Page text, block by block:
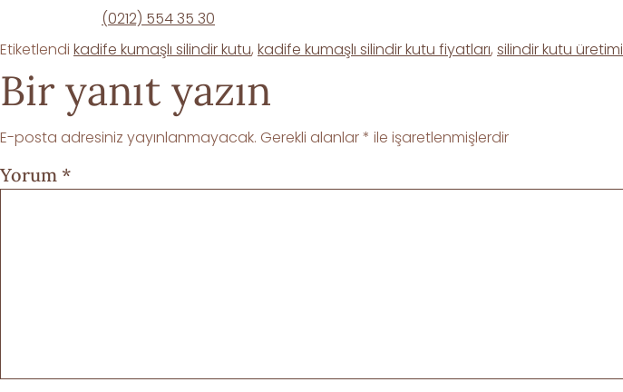
(0212) 554 35 30
Etiketlendi kadife kumaşlı silindir kutu, kadife kumaşlı silindir kutu fiyatları, silindir kutu üretimi
Bir yanıt yazın
E-posta adresiniz yayınlanmayacak. Gerekli alanlar* ile işaretlenmişlerdir
Yorum *